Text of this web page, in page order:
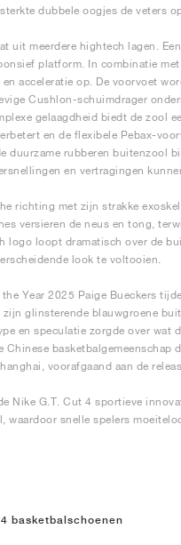
dubbele oogjes de veters
uit meerdere hightech lagen.
platform. In combinatie
acceleratie op. De voorvoet
Cushlon-schuimdrager
gelaagdheid biedt de zool
en de flexibele Pebax-
duurzame rubberen buitenzool
en vertragingen
richting met zijn strakke
versieren de neus en tong,
logo loopt dramatisch over de
look te voltooien.
Year 2025 Paige Bueckers
glinsterende blauwgroene
en speculatie zorgde over wat
Chinese basketbalgemeenschap
voorafgaand aan de
Nike G.T. Cut 4 sportieve
snelle spelers
basketbalschoenen